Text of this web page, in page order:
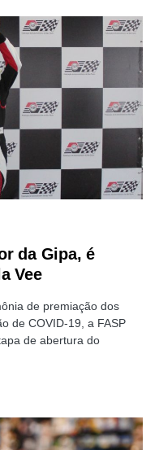
da Gipa, é
Vee
de premiação dos
de COVID-19, a FASP
de abertura do